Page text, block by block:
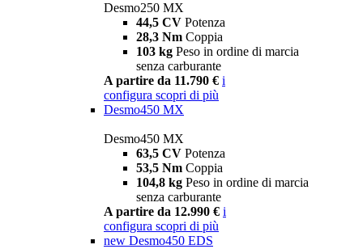
Desmo250 MX
44,5 CV Potenza
28,3 Nm Coppia
103 kg Peso in ordine di marcia
senza carburante
A partire da 11.790 € i
configura scopri di più
Desmo450 MX
Desmo450 MX
63,5 CV Potenza
53,5 Nm Coppia
104,8 kg Peso in ordine di marcia
senza carburante
A partire da 12.990 € i
configura scopri di più
new Desmo450 EDS